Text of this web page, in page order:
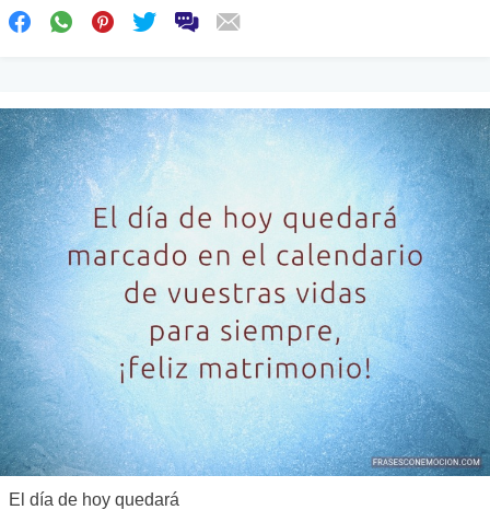
El día de hoy quedará